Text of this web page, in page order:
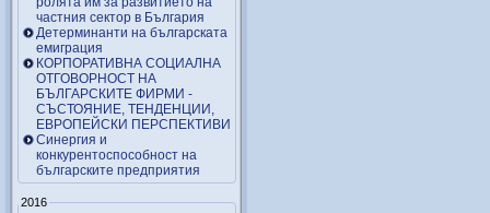
частния сектор в България
Детерминанти на българската
емиграция
КОРПОРАТИВНА СОЦИАЛНА
ОТГОВОРНОСТ НА
БЪЛГАРСКИТЕ ФИРМИ -
СЪСТОЯНИЕ, ТЕНДЕНЦИИ,
ЕВРОПЕЙСКИ ПЕРСПЕКТИВИ
Синергия и
конкурентоспособност на
българските предприятия
2016